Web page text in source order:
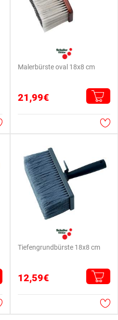
Malerbürste oval 18x8 cm
21,99€
Tiefengrundbürste 18x8 cm
12,59€